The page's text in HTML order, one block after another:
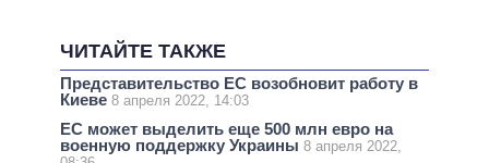
ЧИТАЙТЕ ТАКЖЕ
Представительство ЕС возобновит работу в
Киеве 8 апреля 2022, 14:03
ЕС может выделить еще 500 млн евро на
военную поддержку Украины 8 апреля 2022,